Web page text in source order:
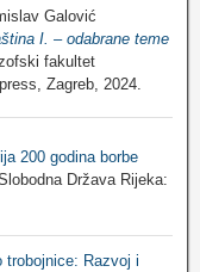
Galović
I. – odabrane teme
fakultet
Zagreb, 2024.
200 godina borbe
Slobodna Država Rijeka:
trobojnice: Razvoj i